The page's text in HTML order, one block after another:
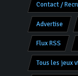
Contact /
Advertise
Flux RSS
Tous les jeux